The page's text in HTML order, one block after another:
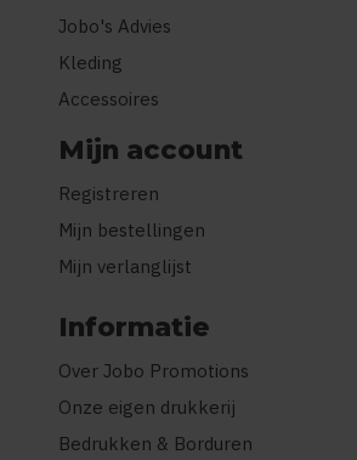
Jobo's Advies
Kleding
Accessoires
Mijn account
Registreren
Mijn bestellingen
Mijn verlanglijst
Informatie
Over Jobo Promotions
Onze eigen drukkerij
Bedrukken & Borduren